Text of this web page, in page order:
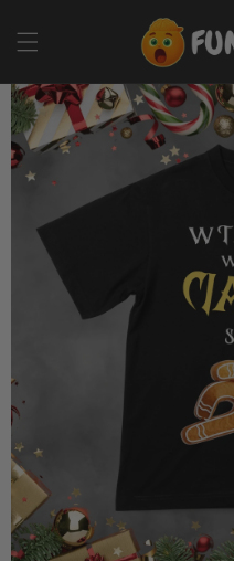
treści
przejść do
informacji
o
produkcie